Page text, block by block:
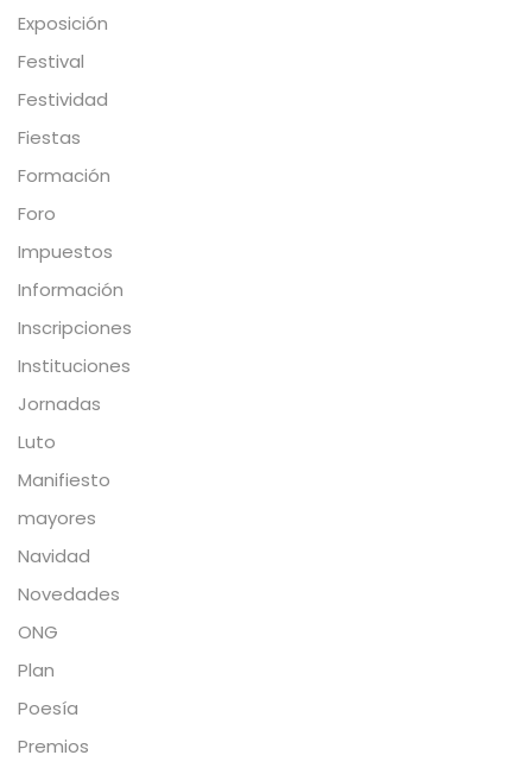
Exposición
Festival
Festividad
Fiestas
Formación
Foro
Impuestos
Información
Inscripciones
Instituciones
Jornadas
Luto
Manifiesto
mayores
Navidad
Novedades
ONG
Plan
Poesía
Premios